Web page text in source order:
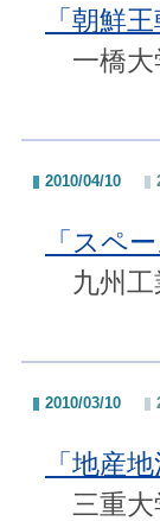
「朝鮮
一橋大
2010/04/10
「スペ
九州工
2010/03/10
「地産
三重大